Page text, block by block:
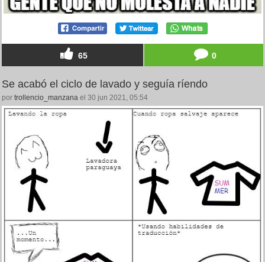
65 0
Se acabó el ciclo de lavado y seguía ríendo
por trollencio_manzana el 30 jun 2021, 05:54